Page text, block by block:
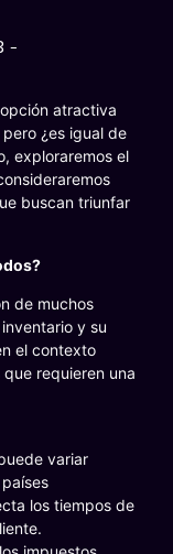
-
atractiva
¿es igual de
exploraremos el
buscan triunfar
de muchos
y su
el contexto
requieren una
variar
los tiempos de